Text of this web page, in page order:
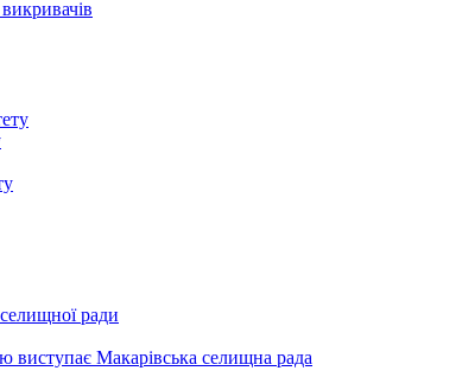
селищної ради
виступає Макарівська селищна рада